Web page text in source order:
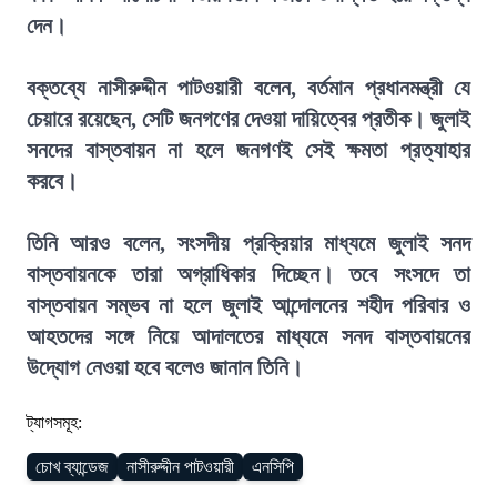
দেন।
বক্তব্যে নাসীরুদ্দীন পাটওয়ারী বলেন, বর্তমান প্রধানমন্ত্রী যে
চেয়ারে রয়েছেন, সেটি জনগণের দেওয়া দায়িত্বের প্রতীক। জুলাই
সনদের বাস্তবায়ন না হলে জনগণই সেই ক্ষমতা প্রত্যাহার
করবে।
তিনি আরও বলেন, সংসদীয় প্রক্রিয়ার মাধ্যমে জুলাই সনদ
বাস্তবায়নকে তারা অগ্রাধিকার দিচ্ছেন। তবে সংসদে তা
বাস্তবায়ন সম্ভব না হলে জুলাই আন্দোলনের শহীদ পরিবার ও
আহতদের সঙ্গে নিয়ে আদালতের মাধ্যমে সনদ বাস্তবায়নের
উদ্যোগ নেওয়া হবে বলেও জানান তিনি।
ট্যাগসমূহ:
চোখ ব্যান্ডেজ নাসীরুদ্দীন পাটওয়ারী এনসিপি